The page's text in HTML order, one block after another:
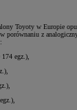
Toyoty w Europie
porównaniu z
egz.),